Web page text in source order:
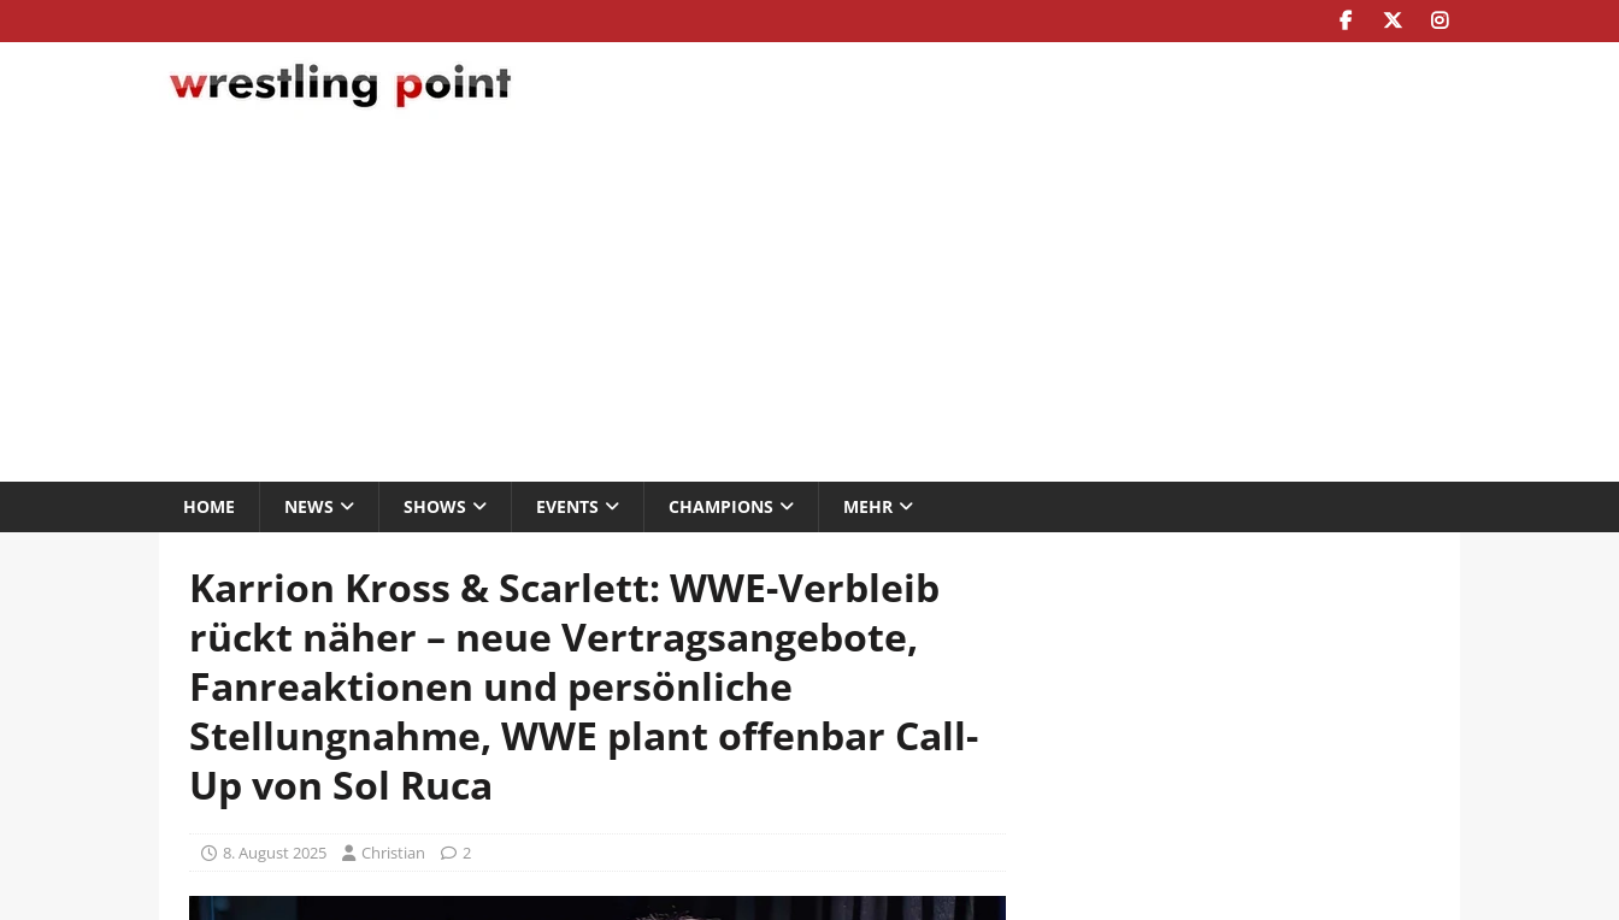
HOME NEWS SHOWS EVENTS CHAMPIONS MEHR
Karrion Kross & Scarlett: WWE-Verbleib
rückt näher – neue Vertragsangebote,
Fanreaktionen und persönliche
Stellungnahme, WWE plant offenbar Call-
Up von Sol Ruca
8. August 2025 Christian 2